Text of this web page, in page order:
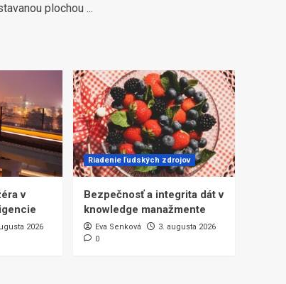
plochou ...
v
2026
Riadenie ľudských zdrojov
Bezpečnosť a integrita dát v
knowledge manažmente
Eva Senková
3. augusta 2026
0